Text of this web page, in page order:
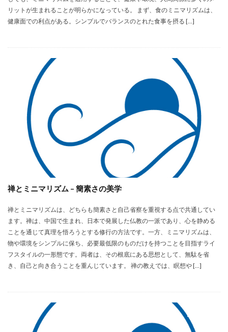
リットが生まれることが明らかになっている。 まず、食のミニマリズムは、
健康面での利点がある。シンプルでバランスのとれた食事を摂る […]
禅とミニマリズム – 簡素さの美学
禅とミニマリズムは、どちらも簡素さと自己省察を重視する点で共通してい
ます。禅は、中国で生まれ、日本で発展した仏教の一派であり、心を静める
ことを通じて真理を悟ろうとする修行の方法です。一方、ミニマリズムは、
物や環境をシンプルに保ち、必要最低限のものだけを持つことを目指すライ
フスタイルの一形態です。両者は、その根底にある思想として、無駄を省
き、自己と向き合うことを重んじています。 禅の教えでは、瞑想や […]